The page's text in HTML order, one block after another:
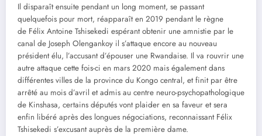
Il disparaît ensuite pendant un long moment, se passant
quelquefois pour mort, réapparaît en 2019 pendant le règne
de Félix Antoine Tshisekedi espérant obtenir une amnistie par le
canal de Joseph Olengankoy il s’attaque encore au nouveau
président élu, l’accusant d’épouser une Rwandaise. Il va rouvrir une
autre attaque cette fois-ci en mars 2020 mais également dans
différentes villes de la province du Kongo central, et finit par être
arrêté au mois d’avril et admis au centre neuro-psychopathologique
de Kinshasa, certains députés vont plaider en sa faveur et sera
enfin libéré après des longues négociations, reconnaissant Félix
Tshisekedi s’excusant auprès de la première dame.